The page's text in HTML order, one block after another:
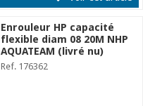
Enrouleur HP capacité
flexible diam 08 20M NHP
AQUATEAM (livré nu)
Ref. 176362